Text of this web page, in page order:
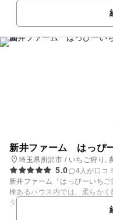
新井ファーム はっぴ
埼玉県所沢市 / いちご狩り,
5.0
4人が口コ
新井ファーム「はっぴーいち
棟あるハウス内では、柔らか
タミンC豊富な「おいCーベリ
ぺ）」など、数種類を栽培しています。 家族連れに人